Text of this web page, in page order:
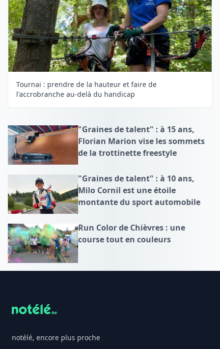
Tournai : prendre de la hauteur et faire de
l'accrobranche au-delà du handicap
"Graines de talent" : à 15 ans,
Florian Marion vise les sommets
de la trottinette freestyle
"Graines de talent" : à 10 ans,
Milo Cornil est une étoile
montante du sport automobile
Run Color de Chièvres : une
course tout en couleurs
notélé, encore plus proche